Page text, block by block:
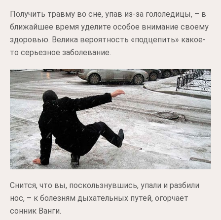
Получить травму во сне, упав из-за гололедицы, – в
ближайшее время уделите особое внимание своему
здоровью. Велика вероятность «подцепить» какое-
то серьезное заболевание.
Снится, что вы, поскользнувшись, упали и разбили
нос, – к болезням дыхательных путей, огорчает
сонник Ванги.